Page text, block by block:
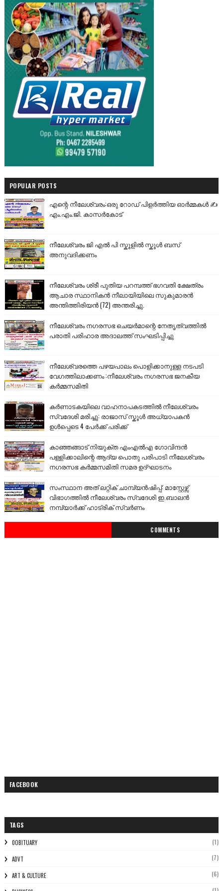
POPULAR POSTS
എന്റെ നീലേശ്വരം:ഒരു റോഡ് പിളർത്തിയ ഓർമ്മകൾ ✍️
എം.എം.ജി. കാസർകോട്
നീലേശ്വരം ജി എൽ പി സ്കൂളിൽ സ്കൂൾ ബസ്
അനുവദിക്കണം
നീലേശ്വരം ശ്രീ പുതിയ പറമ്പത്ത് ഭഗവതി ക്ഷേത്രം
ആചാര സ്ഥാനികൻ നീലായിയിലെ സുകുമാരൻ
അന്തിത്തിരിയൻ (72) അന്തരിച്ചു.
നീലേശ്വരം നഗരസഭ ചെയർമാന്റെ നേതൃത്വത്തിൽ
പരാതി പരിഹാര അദാലത്ത് സംഘടിപ്പിച്ചു
നീലേശ്വരത്തെ പഴയപാലം പൊളിക്കാനുള്ള നടപടി
വേഗത്തിലാക്കണം :നീലേശ്വരം നഗരസഭ ജനകീയ
കർമ്മസമിതി
കർണാടകയിലെ വാഹനാപകടത്തിൽ നീലേശ്വരം
സ്വദേശി മരിച്ചു: രാജാസ് സ്കൂൾ അധ്യാപകൻ
ഉൾപ്പെടെ 4 പേർക്ക് പരിക്ക്
കാഞ്ഞങ്ങാട് നിയുക്ത എംഎൽഎ ഗോവിന്ദൻ
പള്ളിക്കാലിന്റെ ആദ്യ പൊതു പരിപാടി നീലേശ്വരം
നഗരസഭ കർമ്മസമിതി സമര ഉദ്ഘാടനം
സംസ്ഥാന അത് ലറ്റിക് ചാമ്പ്യൻഷിപ്പ്: മാസ്റ്റേഴ്സ്
വിഭാഗത്തിൽ നീലേശ്വരം സ്വദേശി ഇ.ബാലൻ
നമ്പ്യാർക്ക് ഹാട്രിക് സ്വർണം
COMMENTS
FACEBOOK
TAGS
0OBITUARY (1)
ADVT (7)
ART & CULTURE (6)